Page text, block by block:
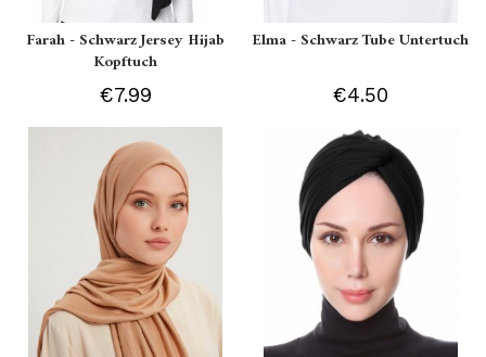
Farah - Schwarz Jersey Hijab
Kopftuch
€7.99
Elma - Schwarz Tube Untertuch
€4.50